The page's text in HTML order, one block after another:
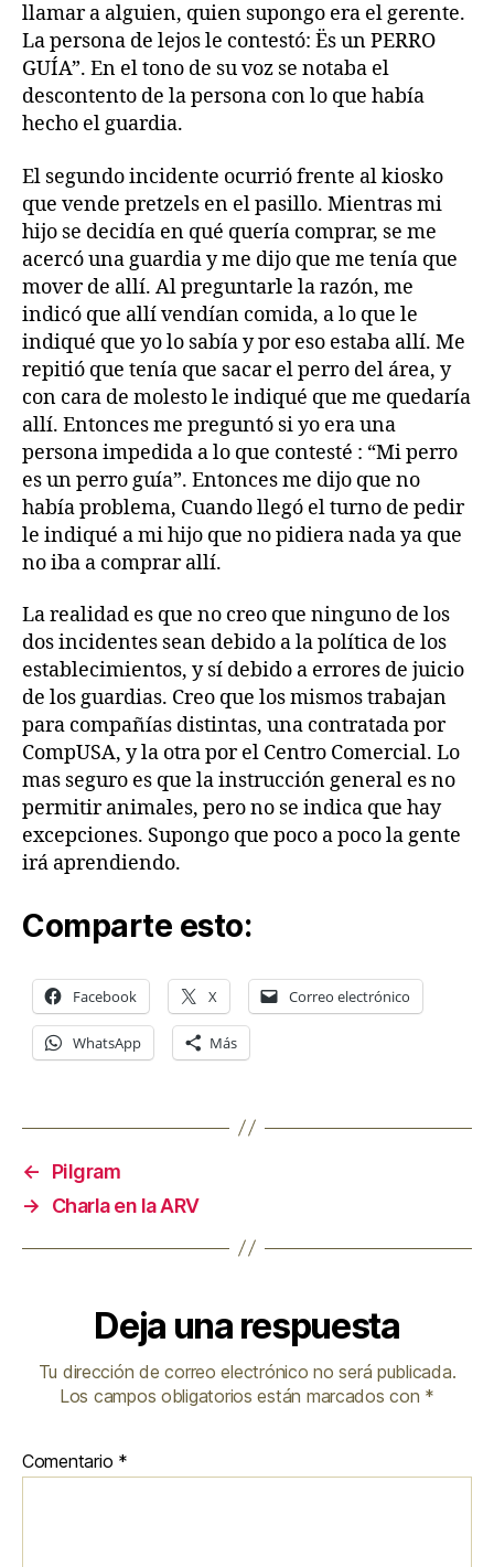
llamar a alguien, quien supongo era el gerente.
La persona de lejos le contestó: Ës un PERRO
GUÍA”. En el tono de su voz se notaba el
descontento de la persona con lo que había
hecho el guardia.
El segundo incidente ocurrió frente al kiosko
que vende pretzels en el pasillo. Mientras mi
hijo se decidía en qué quería comprar, se me
acercó una guardia y me dijo que me tenía que
mover de allí. Al preguntarle la razón, me
indicó que allí vendían comida, a lo que le
indiqué que yo lo sabía y por eso estaba allí. Me
repitió que tenía que sacar el perro del área, y
con cara de molesto le indiqué que me quedaría
allí. Entonces me preguntó si yo era una
persona impedida a lo que contesté : “Mi perro
es un perro guía”. Entonces me dijo que no
había problema, Cuando llegó el turno de pedir
le indiqué a mi hijo que no pidiera nada ya que
no iba a comprar allí.
La realidad es que no creo que ninguno de los
dos incidentes sean debido a la política de los
establecimientos, y sí debido a errores de juicio
de los guardias. Creo que los mismos trabajan
para compañías distintas, una contratada por
CompUSA, y la otra por el Centro Comercial. Lo
mas seguro es que la instrucción general es no
permitir animales, pero no se indica que hay
excepciones. Supongo que poco a poco la gente
irá aprendiendo.
Comparte esto:
Facebook X Correo electrónico
WhatsApp Más
←
Pilgram
→
Charla en la ARV
Deja una respuesta
Tu dirección de correo electrónico no será publicada.
Los campos obligatorios están marcados con *
Comentario *